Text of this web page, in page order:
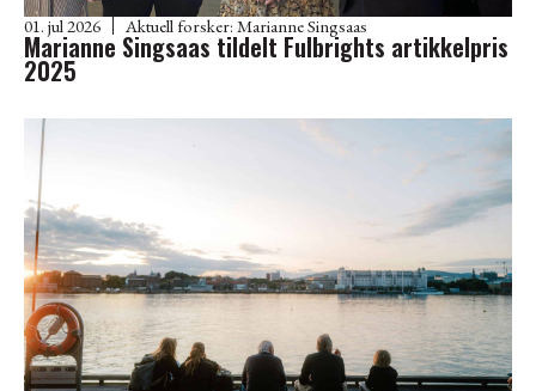
01. jul 2026 Aktuell forsker: Marianne Singsaas
Marianne Singsaas tildelt Fulbrights artikkelpris
2025